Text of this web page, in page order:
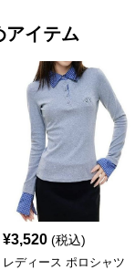
アイテム
¥3,520 (税込)
レディース ポロシャツ